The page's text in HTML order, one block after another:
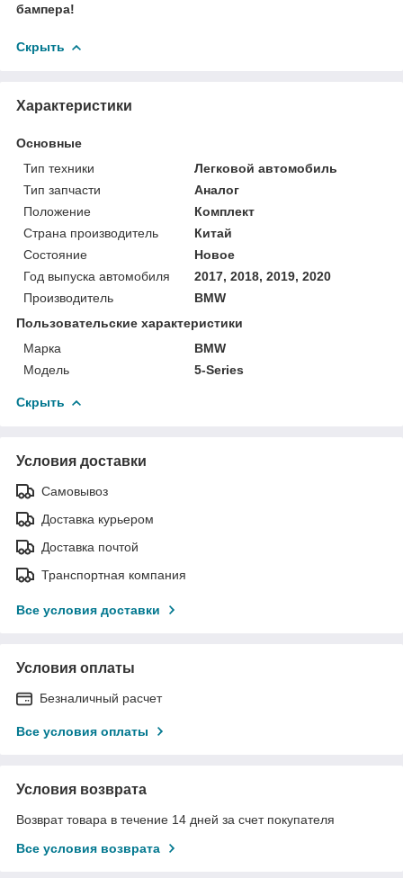
бампера!
Скрыть
Характеристики
Основные
Тип техники
Легковой автомобиль
Тип запчасти
Аналог
Положение
Комплект
Страна производитель
Китай
Состояние
Новое
Год выпуска автомобиля
2017, 2018, 2019, 2020
Производитель
BMW
Пользовательские характеристики
Марка
BMW
Модель
5-Series
Скрыть
Условия доставки
Самовывоз
Доставка курьером
Доставка почтой
Транспортная компания
Все условия доставки
Условия оплаты
Безналичный расчет
Все условия оплаты
Условия возврата
Возврат товара в течение 14 дней за счет покупателя
Все условия возврата